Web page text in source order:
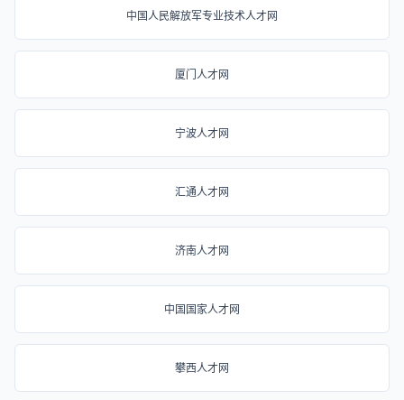
中国人民解放军专业技术人才网
厦门人才网
宁波人才网
汇通人才网
济南人才网
中国国家人才网
攀西人才网